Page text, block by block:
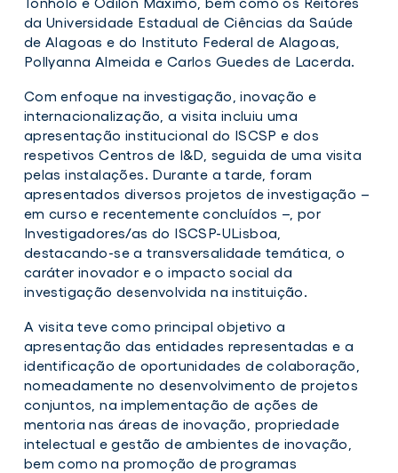
da Universidade Estadual de Ciências da Saúde
de Alagoas e do Instituto Federal de Alagoas,
Pollyanna Almeida e Carlos Guedes de Lacerda.
Com enfoque na investigação, inovação e
internacionalização, a visita incluiu uma
apresentação institucional do ISCSP e dos
respetivos Centros de I&D, seguida de uma visita
pelas instalações. Durante a tarde, foram
apresentados diversos projetos de investigação –
em curso e recentemente concluídos –, por
Investigadores/as do ISCSP-ULisboa,
destacando-se a transversalidade temática, o
caráter inovador e o impacto social da
investigação desenvolvida na instituição.
A visita teve como principal objetivo a
apresentação das entidades representadas e a
identificação de oportunidades de colaboração,
nomeadamente no desenvolvimento de projetos
conjuntos, na implementação de ações de
mentoria nas áreas de inovação, propriedade
intelectual e gestão de ambientes de inovação,
bem como na promoção de programas